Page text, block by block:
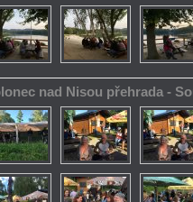
nad Nisou přehrada -